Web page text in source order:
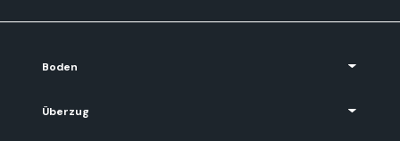
Boden
Überzug